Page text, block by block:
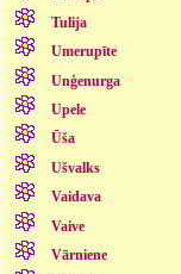
Tulija
Umerupīte
Unģenurga
Upele
Ūša
Ušvalks
Vaidava
Vaive
Vārniene